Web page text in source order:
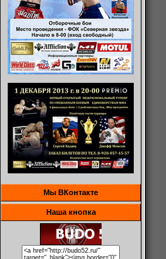
Мы ВКонтакте
Наша кнопка